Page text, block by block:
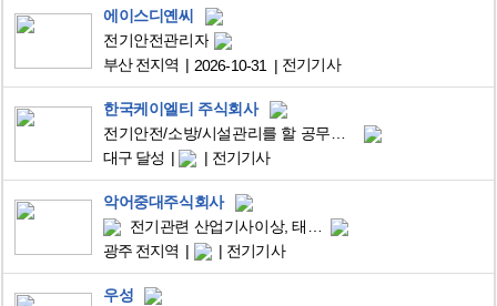
에이스디옌씨
전기안전관리자
부산 전지역
2026-10-31 전기기사
한국케이엘티 주식회사
대구 달성
전기기사
악어중대주식회사
전기관련 산업기사이상, 태양광산업기사이상 모십니다~
광주 전지역
전기기사
우성